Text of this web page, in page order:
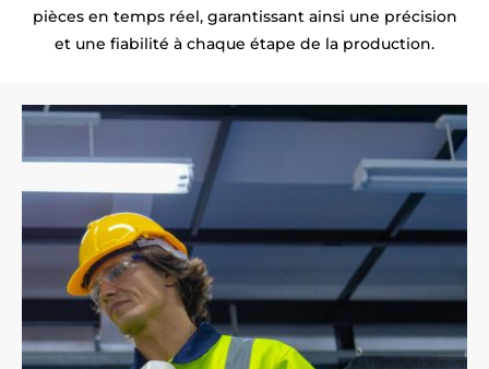
pièces en temps réel, garantissant ainsi une précision
et une fiabilité à chaque étape de la production.